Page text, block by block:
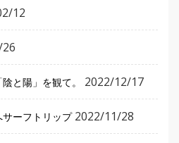
12
と陽」を観て。 2022/12/17
ーフトリップ 2022/11/28